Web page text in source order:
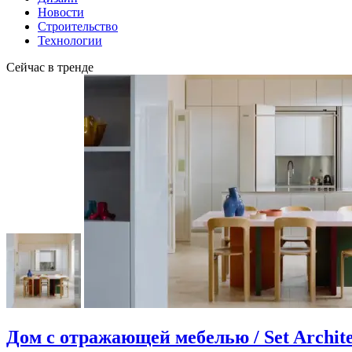
Новости
Строительство
Технологии
Сейчас в тренде
Дом с отражающей мебелью / Set